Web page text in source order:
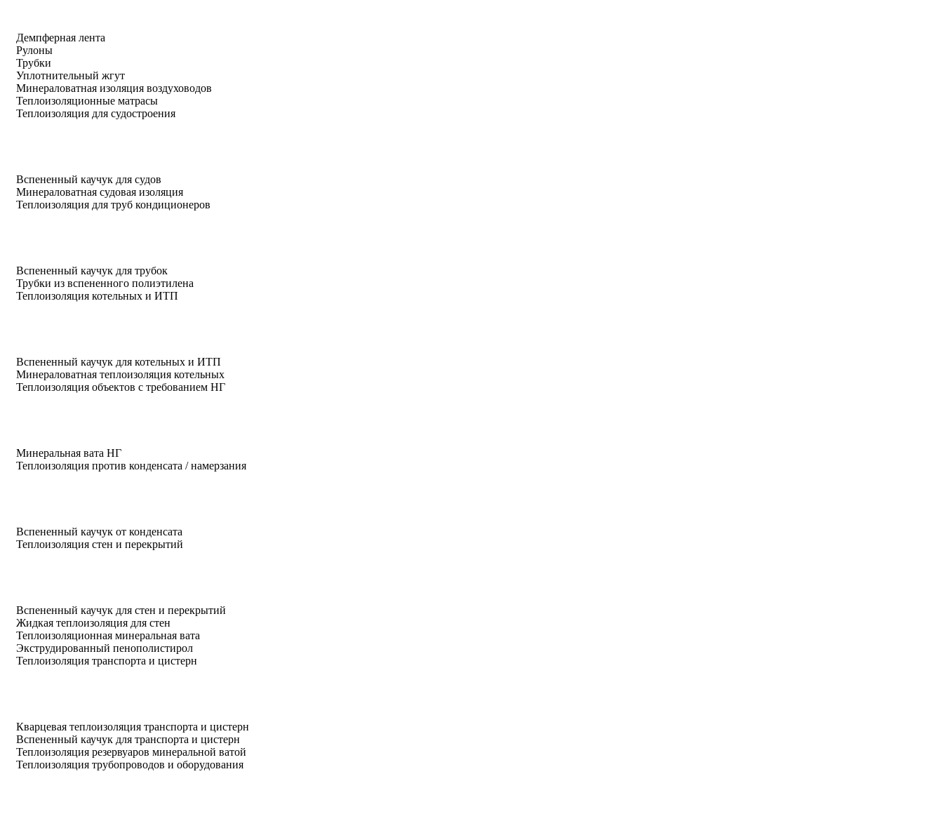
Демпферная лента
Рулоны
Трубки
Уплотнительный жгут
Минераловатная изоляция воздуховодов
Теплоизоляционные матрасы
Теплоизоляция для судостроения
Вспененный каучук для судов
Минераловатная судовая изоляция
Теплоизоляция для труб кондиционеров
Вспененный каучук для трубок
Трубки из вспененного полиэтилена
Теплоизоляция котельных и ИТП
Вспененный каучук для котельных и ИТП
Минераловатная теплоизоляция котельных
Теплоизоляция объектов с требованием НГ
Минеральная вата НГ
Теплоизоляция против конденсата / намерзания
Вспененный каучук от конденсата
Теплоизоляция стен и перекрытий
Вспененный каучук для стен и перекрытий
Жидкая теплоизоляция для стен
Теплоизоляционная минеральная вата
Экструдированный пенополистирол
Теплоизоляция транспорта и цистерн
Кварцевая теплоизоляция транспорта и цистерн
Вспененный каучук для транспорта и цистерн
Теплоизоляция резервуаров минеральной ватой
Теплоизоляция трубопроводов и оборудования